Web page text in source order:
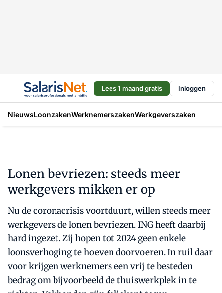
Lees 1 maand gratis Inloggen
NieuwsLoonzakenWerknemerszakenWerkgeverszaken
Lonen bevriezen: steeds meer
werkgevers mikken er op
Nu de coronacrisis voortduurt, willen steeds meer
werkgevers de lonen bevriezen. ING heeft daarbij
hard ingezet. Zij hopen tot 2024 geen enkele
loonsverhoging te hoeven doorvoeren. In ruil daar
voor krijgen werknemers een vrij te besteden
bedrag om bijvoorbeeld de thuiswerkplek in te